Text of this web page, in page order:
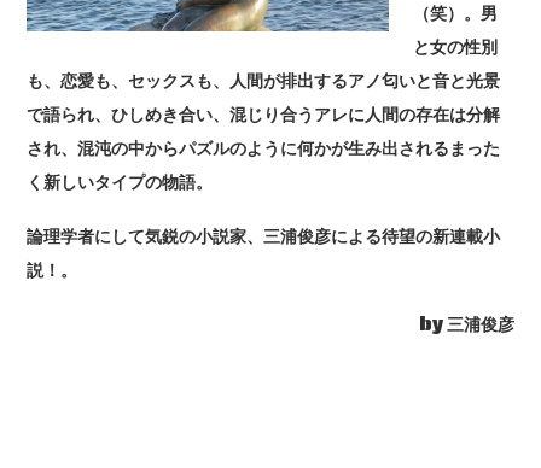
（笑）。男
と女の性別
も、恋愛も、セックスも、人間が排出するアノ匂いと音と光景
で語られ、ひしめき合い、混じり合うアレに人間の存在は分解
され、混沌の中からパズルのように何かが生み出されるまった
く新しいタイプの物語。
論理学者にして気鋭の小説家、三浦俊彦による待望の新連載小
説！。
by 三浦俊彦